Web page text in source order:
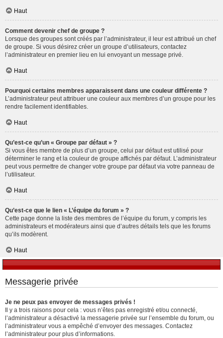
Haut
Comment devenir chef de groupe ?
Lorsque des groupes sont créés par l’administrateur, il leur est attribué un chef
de groupe. Si vous désirez créer un groupe d’utilisateurs, contactez
l’administrateur en premier lieu en lui envoyant un message privé.
Haut
Pourquoi certains membres apparaissent dans une couleur différente ?
L’administrateur peut attribuer une couleur aux membres d’un groupe pour les
rendre facilement identifiables.
Haut
Qu’est-ce qu’un « Groupe par défaut » ?
Si vous êtes membre de plus d’un groupe, celui par défaut est utilisé pour
déterminer le rang et la couleur de groupe affichés par défaut. L’administrateur
peut vous permettre de changer votre groupe par défaut via votre panneau de
l’utilisateur.
Haut
Qu’est-ce que le lien « L’équipe du forum » ?
Cette page donne la liste des membres de l’équipe du forum, y compris les
administrateurs et modérateurs ainsi que d’autres détails tels que les forums
qu’ils modèrent.
Haut
Messagerie privée
Je ne peux pas envoyer de messages privés !
Il y a trois raisons pour cela : vous n’êtes pas enregistré et/ou connecté,
l’administrateur a désactivé la messagerie privée sur l’ensemble du forum, ou
l’administrateur vous a empêché d’envoyer des messages. Contactez
l’administrateur pour plus d’informations.